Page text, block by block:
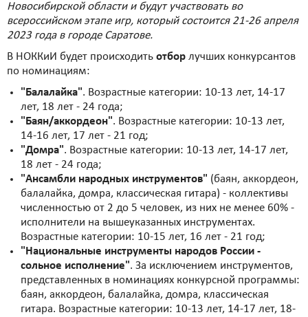
Новосибирской области и будут участвовать во
всероссийском этапе игр, который состоится 21-26 апреля
2023 года в городе Саратове.
В НОККиИ будет происходить отбор лучших конкурсантов
по номинациям:
"Балалайка". Возрастные категории: 10-13 лет, 14-17
лет, 18 лет - 24 года;
"Баян/аккордеон". Возрастные категории: 10-13 лет,
14-16 лет, 17 лет - 21 год;
"Домра". Возрастные категории: 10-13 лет, 14-17 лет,
18 лет - 24 года;
"Ансамбли народных инструментов" (баян, аккордеон,
балалайка, домра, классическая гитара) - коллективы
численностью от 2 до 5 человек, из них не менее 60% -
исполнители на вышеуказанных инструментах.
Возрастные категории: 10-15 лет, 16 лет - 21 год;
"Национальные инструменты народов России -
сольное исполнение". За исключением инструментов,
представленных в номинациях конкурсной программы:
баян, аккордеон, балалайка, домра, классическая
гитара. Возрастные категории: 10-13 лет, 14-17 лет, 18-